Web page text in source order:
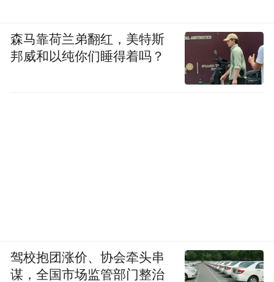
森马靠荷兰弟翻红，美特斯
邦威和以纯你们睡得着吗？
驾校抱团涨价、协会牵头串
谋，全国市场监管部门整治